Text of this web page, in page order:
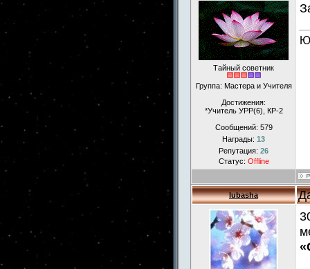
Тайный советник
Группа: Мастера и Учителя
Достижения:
*Учитель УРР(6), КР-2
Сообщений: 579
Награды: 13
Репутация: 26
Статус: Offline
lubasha